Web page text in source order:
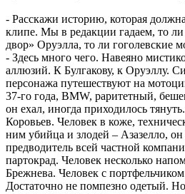
- Расскажи историю, которая
клипе. Мы в редакции гадаем, то
двор» Оруэлла, то ли гоголевские
- Здесь много чего. Навеяно
аллюзий. К Булгакову, к Оруэллу.
персонажа путешествуют на
37-го года, BMW, раритетный,
он ехал, иногда приходилось
Коровьев. Человек в коже,
ним убийца и злодей – Азазелло,
предводитель всей частной
партокрад. Человек несколько
Брежнева. Человек с
Достаточно не помпезно одетый.